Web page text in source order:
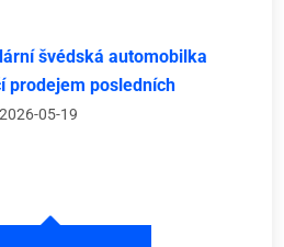
švédská automobilka
prodejem posledních
05-19